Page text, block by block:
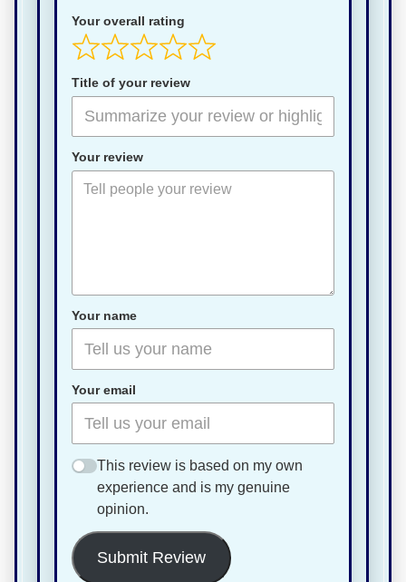
Your overall rating
Title of your review
Your review
Your name
Your email
This review is based on my own
experience and is my genuine
opinion.
Submit Review